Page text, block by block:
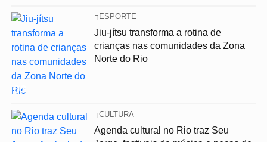
03
ESPORTE
Jiu-jítsu transforma a rotina de
crianças nas comunidades da Zona
Norte do Rio
CULTURA
Agenda cultural no Rio traz Seu